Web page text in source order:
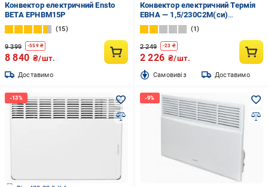
Конвектор електричний Ensto
BETA ЕРНВМ15Р
15
9 399 -559₴
8 840 ₴/шт.
Доставимо
Конвектор електричний Термія
ЕВНА — 1,5/230С2М(си)
антрацит
1
2 249 -23 ₴
2 226 ₴/шт.
Cамовивіз Доставимо